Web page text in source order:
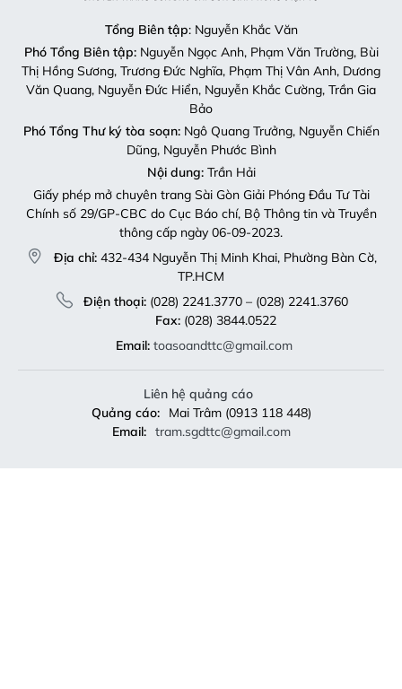
Tổng Biên tập: Nguyễn Khắc Văn
Phó Tổng Biên tập:Nguyễn Ngọc Anh, Phạm Văn Trường, Bùi
Thị Hồng Sương, Trương Đức Nghĩa, Phạm Thị Vân Anh, Dương
Văn Quang, Nguyễn Đức Hiển, Nguyễn Khắc Cường, Trần Gia
Bảo
Phó Tổng Thư ký tòa soạn:Ngô Quang Trưởng, Nguyễn Chiến
Dũng, Nguyễn Phước Bình
Nội dung:Trần Hải
Giấy phép mở chuyên trang Sài Gòn Giải Phóng Đầu Tư Tài
Chính số 29/GP-CBC do Cục Báo chí, Bộ Thông tin và Truyền
thông cấp ngày 06-09-2023.
Địa chỉ: 432-434 Nguyễn Thị Minh Khai, Phường Bàn Cờ,
TP.HCM
Điện thoại:(028) 2241.3770 – (028) 2241.3760
Fax:(028) 3844.0522
Email: toasoandttc@gmail.com
Liên hệ quảng cáo
Quảng cáo:
Mai Trâm (0913 118 448)
Email: tram.sgdttc@gmail.com